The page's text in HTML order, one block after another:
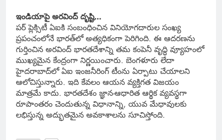
ఇండియాపై అరవింద్ దృష్టి…
పర్ ప్లెక్సిటీ ఏఐకి సంబంధించిన వినియోగదారుల సంఖ్య
ప్రపంచంలోనే భారత్‌లో అత్యధికంగా పెరిగింది. ఈ ఆదరణను
గుర్తించిన అరవింద్ భారతదేశాన్ని తమ కంపెనీ వృద్ధి వ్యూహంలో
ముఖ్యమైన కేంద్రంగా నిర్ణయించారు. బెంగళూరు లేదా
హైదరాబాద్‌లో ఏఐ ఇంజనీరింగ్ టీంను ఏర్పాటు చేయాలని
ఆలోచిస్తున్నారు. ఇది కేవలం ఆయన వ్యక్తిగత విజయం
మాత్రమే కాదు. భారతదేశం జ్ఞాన-ఆధారిత ఆర్థిక వ్యవస్థగా
రూపాంతరం చెందుతున్న విధానాన్ని, యువ మేధావులకు
లభిస్తున్న అద్భుతమైన అవకాశాలను సూచిస్తోంది.